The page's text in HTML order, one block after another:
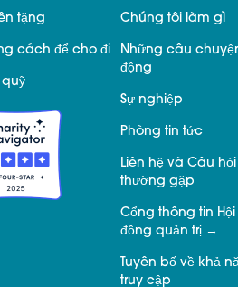
tặng
cách để cho đi
Chúng tôi làm gì
Những câu
động
Sự nghiệp
Phòng tin tức
Liên hệ và Câu hỏi
thường gặp
Cổng thông tin Hội
đồng quản trị
Tuyên bố về khả
truy cập